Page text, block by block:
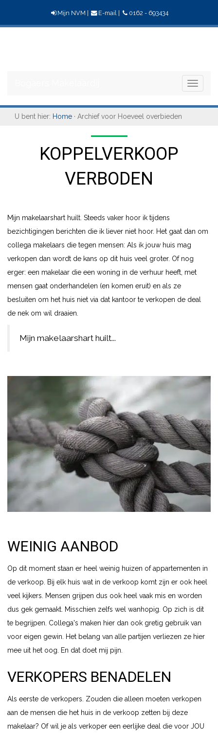
Mijn NVM E-mail| 0162 - 693434
Toggle
U bent hier: Home · Archief voor Hoeveel overbieden
KOPPELVERKOOP
VERBODEN
Mijn makelaarshart huilt. Steeds vaker hoor ik tijdens
bezichtigingen berichten die ik liever niet hoor. Het gaat dan om
collega makelaars die tegen mensen: Als ik jouw huis mag
verkopen dan wordt de kans op dit huis veel groter. Of nog
erger: een makelaar die een woning in de verhuur heeft, met
mensen gaat onderhandelen (en komen eruit) en als ze
besluiten om het huis niet via dat kantoor te verkopen de deal
de nek om wil draaien.
Mijn makelaarshart huilt...
WEINIG AANBOD
Op dit moment staan er heel weinig huizen of appartementen in
de verkoop. Bij elk huis wat in de verkoop komt zijn er ook heel
veel kijkers. Mensen grijpen dus ook heel vaak mis en worden
dus gek gemaakt. Misschien zelfs wel wanhopig. Op zich is dit
te begrijpen. Collega's maken hier dan ook gretig gebruik van
voor eigen gewin. Het belang van alle partijen verliezen ze hier
mee uit het oog. En dat doet mij pijn.
VERKOPERS BENADELEN
Als eerste de verkopers. Zouden die alleen moeten verkopen
aan de mensen die het huis in de verkoop zetten bij deze
makelaar? Of wil je als verkoper een eerlijke deal die voor JOU